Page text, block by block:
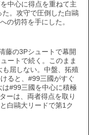
中心に得点を重ねて主
。攻守で圧倒した白鷗
の切符を手にした。
藤の3Pシュートで幕開
ートで続く。このまま
屈しない。中盤、拓殖
ると、#99三國がすぐ
は#99三國を中心に積極
ーは、両者得点を取り
白鷗大リードで第1ク